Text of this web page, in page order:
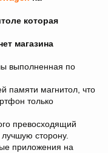
которая
магазина
выполненная по
памяти магнитол, что
только
превосходящий
сторону.
приложения на